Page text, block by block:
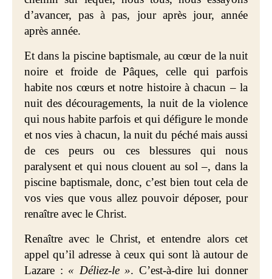
d’avancer, pas à pas, jour après jour, année
après année.
Et dans la piscine baptismale, au cœur de la nuit
noire et froide de Pâques, celle qui parfois
habite nos cœurs et notre histoire à chacun – la
nuit des découragements, la nuit de la violence
qui nous habite parfois et qui défigure le monde
et nos vies à chacun, la nuit du péché mais aussi
de ces peurs ou ces blessures qui nous
paralysent et qui nous clouent au sol –, dans la
piscine baptismale, donc, c’est bien tout cela de
vos vies que vous allez pouvoir déposer, pour
renaître avec le Christ.
Renaître avec le Christ, et entendre alors cet
appel qu’il adresse à ceux qui sont là autour de
Lazare : « Déliez-le ». C’est-à-dire lui donner